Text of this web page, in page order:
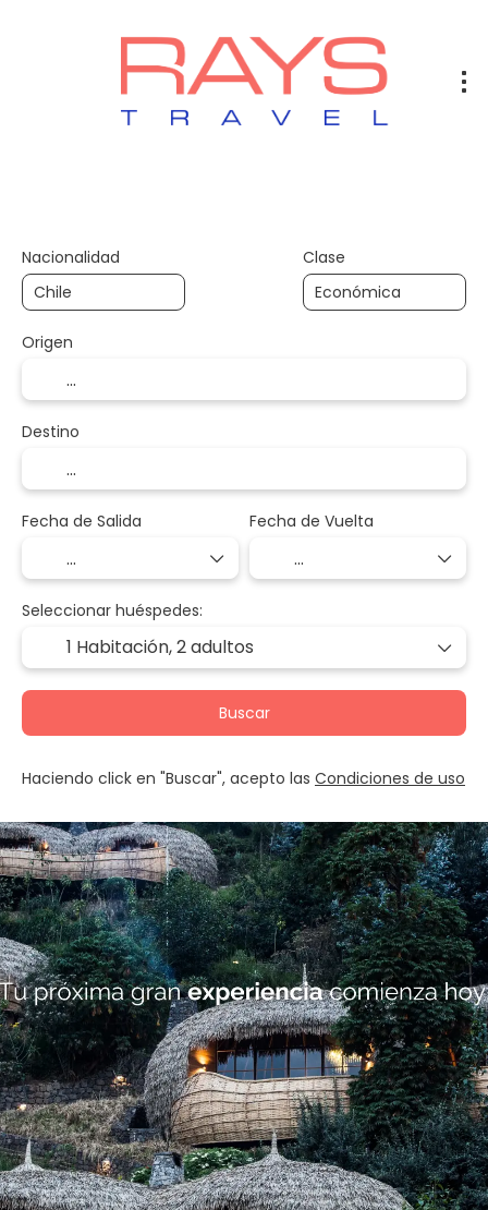
Nacionalidad Clase
Origen
Destino
Fecha de Salida Fecha de Vuelta
Seleccionar huéspedes:
1 Habitación,2 adultos
Buscar
Haciendo click en "Buscar", acepto las Condiciones de uso